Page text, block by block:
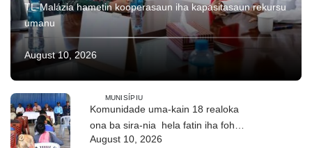
TL-Malázia hametin kooperasaun iha kapasitasaun rekursu
umanu
August 10, 2026
MUNISÍPIU
Komunidade uma-kain 18 realoka
ona ba sira-nia hela fatin iha foho
Builó okos
August 10, 2026